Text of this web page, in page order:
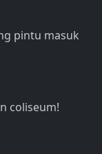
pintu masuk
coliseum!